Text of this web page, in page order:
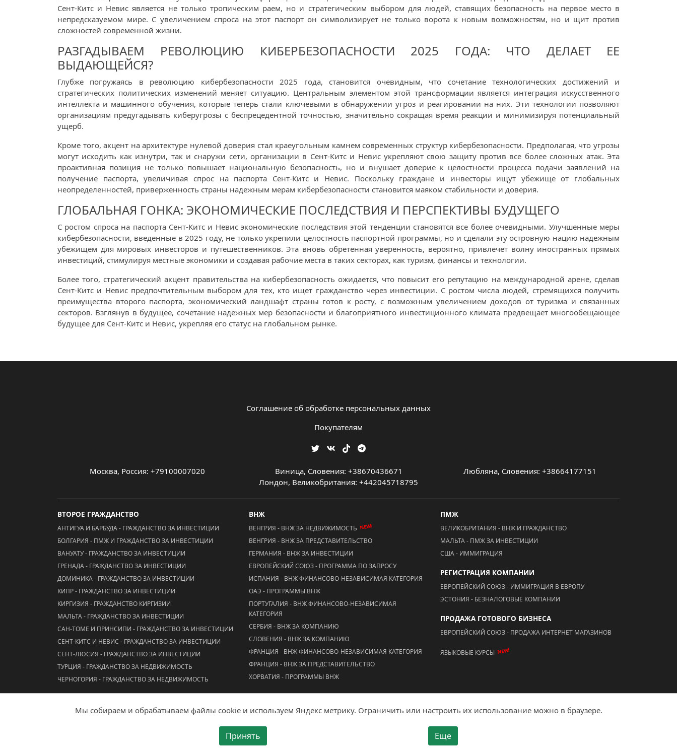
Сент-Китс и Невис является не только тропическим раем, но и стратегическим выбором для людей, ставящих безопасность на первое место в
непредсказуемом мире. С увеличением спроса на этот паспорт он символизирует не только ворота к новым возможностям, но и щит против
сложностей современной жизни.
РАЗГАДЫВАЕМ РЕВОЛЮЦИЮ КИБЕРБЕЗОПАСНОСТИ 2025 ГОДА: ЧТО ДЕЛАЕТ ЕЕ
ВЫДАЮЩЕЙСЯ?
Глубже погружаясь в революцию кибербезопасности 2025 года, становится очевидным, что сочетание технологических достижений и
стратегических политических изменений меняет ситуацию. Центральным элементом этой трансформации является интеграция искусственного
интеллекта и машинного обучения, которые теперь стали ключевыми в обнаружении угроз и реагировании на них. Эти технологии позволяют
организациям предугадывать киберугрозы с беспрецедентной точностью, значительно сокращая время реакции и минимизируя потенциальный
ущерб.
Кроме того, акцент на архитектуре нулевой доверия стал краеугольным камнем современных структур кибербезопасности. Предполагая, что угрозы
могут исходить как изнутри, так и снаружи сети, организации в Сент-Китс и Невис укрепляют свою защиту против все более сложных атак. Эта
проактивная позиция не только повышает национальную безопасность, но и внушает доверие к целостности процесса подачи заявлений на
получение паспорта, увеличивая спрос на паспорта Сент-Китс и Невис. Поскольку граждане и инвесторы ищут убежище от глобальных
неопределенностей, приверженность страны надежным мерам кибербезопасности становится маяком стабильности и доверия.
ГЛОБАЛЬНАЯ ГОНКА: ЭКОНОМИЧЕСКИЕ ПОСЛЕДСТВИЯ И ПЕРСПЕКТИВЫ БУДУЩЕГО
С ростом спроса на паспорта Сент-Китс и Невис экономические последствия этой тенденции становятся все более очевидными. Улучшенные меры
кибербезопасности, введенные в 2025 году, не только укрепили целостность паспортной программы, но и сделали эту островную нацию надежным
убежищем для мировых инвесторов и путешественников. Эта вновь обретенная уверенность, вероятно, привлечет волну иностранных прямых
инвестиций, стимулируя местные экономики и создавая рабочие места в таких секторах, как туризм, финансы и технологии.
Более того, стратегический акцент правительства на кибербезопасность ожидается, что повысит его репутацию на международной арене, сделав
Сент-Китс и Невис предпочтительным выбором для тех, кто ищет гражданство через инвестиции. С ростом числа людей, стремящихся получить
преимущества второго паспорта, экономический ландшафт страны готов к росту, с возможным увеличением доходов от туризма и связанных
секторов. Взглянув в будущее, сочетание надежных мер безопасности и благоприятного инвестиционного климата предвещает многообещающее
будущее для Сент-Китс и Невис, укрепляя его статус на глобальном рынке.
Соглашение об обработке персональных данных
Покупателям
Москва, Россия: +79100007020 Виница, Словения: +38670436671
Любляна, Словения: +38664177151
Лондон, Великобритания: +442045718795
ВТОРОЕ ГРАЖДАНСТВО
АНТИГУА И БАРБУДА - ГРАЖДАНСТВО ЗА ИНВЕСТИЦИИ
БОЛГАРИЯ - ПМЖ И ГРАЖДАНСТВО ЗА ИНВЕСТИЦИИ
ВАНУАТУ - ГРАЖДАНСТВО ЗА ИНВЕСТИЦИИ
ГРЕНАДА - ГРАЖДАНСТВО ЗА ИНВЕСТИЦИИ
ДОМИНИКА - ГРАЖДАНСТВО ЗА ИНВЕСТИЦИИ
КИПР - ГРАЖДАНСТВО ЗА ИНВЕСТИЦИИ
КИРГИЗИЯ - ГРАЖДАНСТВО КИРГИЗИИ
МАЛЬТА - ГРАЖДАНСТВО ЗА ИНВЕСТИЦИИ
САН-ТОМЕ И ПРИНСИПИ - ГРАЖДАНСТВО ЗА ИНВЕСТИЦИИ
СЕНТ-КИТС И НЕВИС - ГРАЖДАНСТВО ЗА ИНВЕСТИЦИИ
СЕНТ-ЛЮСИЯ - ГРАЖДАНСТВО ЗА ИНВЕСТИЦИИ
ТУРЦИЯ - ГРАЖДАНСТВО ЗА НЕДВИЖИМОСТЬ
ЧЕРНОГОРИЯ - ГРАЖДАНСТВО ЗА НЕДВИЖИМОСТЬ
ВНЖ
ВЕНГРИЯ - ВНЖ ЗА НЕДВИЖИМОСТЬ NEW!
ВЕНГРИЯ - ВНЖ ЗА ПРЕДСТАВИТЕЛЬСТВО
ГЕРМАНИЯ - ВНЖ ЗА ИНВЕСТИЦИИ
ЕВРОПЕЙСКИЙ СОЮЗ - ПРОГРАММА ПО ЗАПРОСУ
ИСПАНИЯ - ВНЖ ФИНАНСОВО-НЕЗАВИСИМАЯ КАТЕГОРИЯ
ОАЭ - ПРОГРАММЫ ВНЖ
ПОРТУГАЛИЯ - ВНЖ ФИНАНСОВО-НЕЗАВИСИМАЯ
КАТЕГОРИЯ
СЕРБИЯ - ВНЖ ЗА КОМПАНИЮ
СЛОВЕНИЯ - ВНЖ ЗА КОМПАНИЮ
ФРАНЦИЯ - ВНЖ ФИНАНСОВО-НЕЗАВИСИМАЯ КАТЕГОРИЯ
ФРАНЦИЯ - ВНЖ ЗА ПРЕДСТАВИТЕЛЬСТВО
ХОРВАТИЯ - ПРОГРАММЫ ВНЖ
ПМЖ
ВЕЛИКОБРИТАНИЯ - ВНЖ И ГРАЖДАНСТВО
МАЛЬТА - ПМЖ ЗА ИНВЕСТИЦИИ
США - ИММИГРАЦИЯ
РЕГИСТРАЦИЯ КОМПАНИИ
ЕВРОПЕЙСКИЙ СОЮЗ - ИММИГРАЦИЯ В ЕВРОПУ
ЭСТОНИЯ - БЕЗНАЛОГОВЫЕ КОМПАНИИ
ПРОДАЖА ГОТОВОГО БИЗНЕСА
ЕВРОПЕЙСКИЙ СОЮЗ - ПРОДАЖА ИНТЕРНЕТ МАГАЗИНОВ
ЯЗЫКОВЫЕ КУРСЫ NEW!
© 2026 ООО "АААА Адвисер" Мобильная версия Создание сайта - "Ай Ти Акцент"
Мы собираем и обрабатываем файлы cookie и используем Яндекс метрику. Ограничить или настроить их использование можно в браузере.
Принять Еще